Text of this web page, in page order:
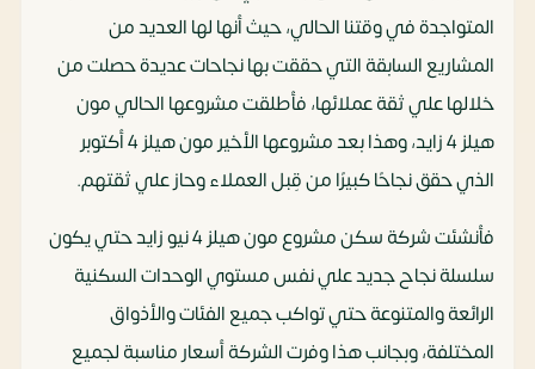
المتواجدة في وقتنا الحالي، حيث أنها لها العديد من
المشاريع السابقة التي حققت بها نجاحات عديدة حصلت من
خلالها علي ثقة عملائها، فأطلقت مشروعها الحالي مون
هيلز 4 زايد، وهذا بعد مشروعها الأخير مون هيلز 4 أكتوبر
الذي حقق نجاحًا كبيرًا من قِبل العملاء وحاز علي ثقتهم.
فأنشئت شركة سكن مشروع مون هيلز 4 نيو زايد حتي يكون
سلسلة نجاح جديد علي نفس مستوي الوحدات السكنية
الرائعة والمتنوعة حتي تواكب جميع الفئات والأذواق
المختلفة، وبجانب هذا وفرت الشركة أسعار مناسبة لجميع